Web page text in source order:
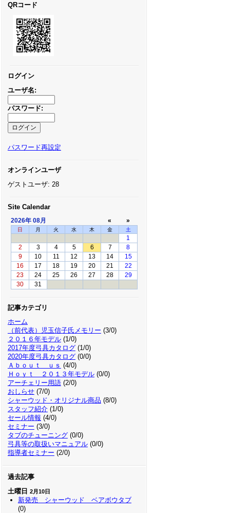
QRコード
ログイン
ユーザ名:
パスワード:
パスワード再設定
オンラインユーザ
ゲストユーザ: 28
Site Calendar
2026年 08月 « »
日 月 火 水 木 金 土
1
2
3 4 5 6 7
8
9
10 11 12 13 14
15
16
17 18 19 20 21
22
23
24 25 26 27 28
29
30
31
記事カテゴリ
ホーム
（前代表）児玉信子氏メモリー (3/0)
２０１６年モデル(1/0)
2017年度弓具カタログ(1/0)
2020年度弓具カタログ(0/0)
Ａｂｏｕｔ ｕｓ (4/0)
Ｈｏｙｔ ２０１３年モデル(0/0)
アーチェリー用語(2/0)
おしらせ(7/0)
シャーウッド・オリジナル商品 (8/0)
スタッフ紹介(1/0)
セール情報 (4/0)
セミナー (3/0)
タブのチューニング(0/0)
弓具等の取扱いマニュアル(0/0)
指導者セミナー (2/0)
過去記事
土曜日 2月10日
新発売 シャーウッド ベアボウタブ
(0)